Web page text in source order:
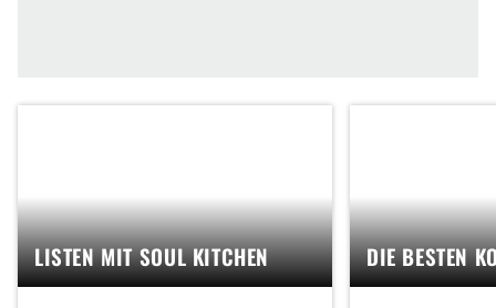
LISTEN MIT SOUL KITCHEN DIE BESTEN